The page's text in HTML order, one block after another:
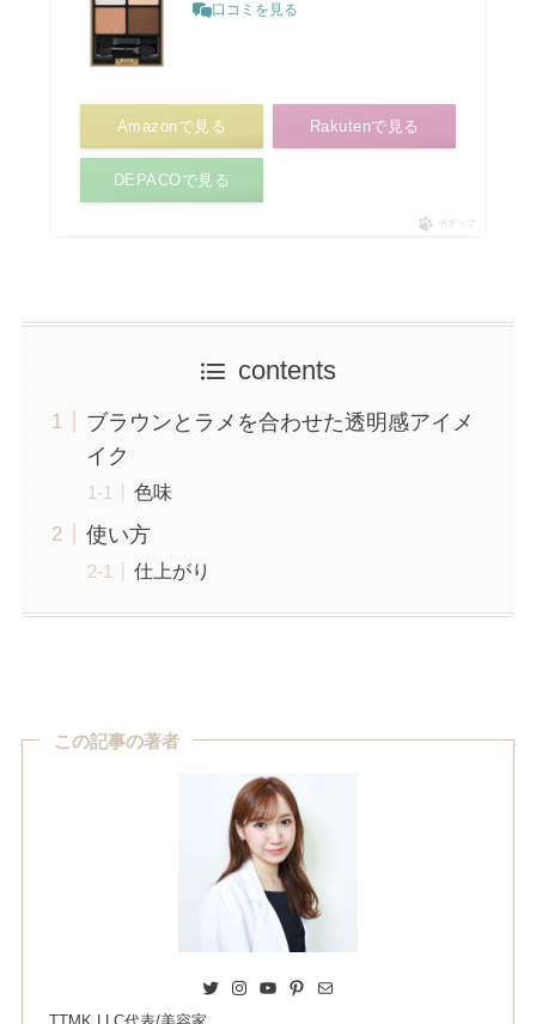
口コミを見る
Amazonで見る Rakutenで見る
DEPACOで見る
ポチップ
contents
ブラウンとラメを合わせた透明感アイメ
イク
色味
使い方
仕上がり
この記事の著者
Twitter Instagram YouTube Pinterest Mail